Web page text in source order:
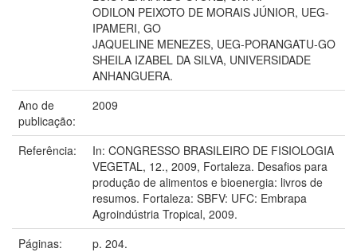
ODILON PEIXOTO DE MORAIS JÚNIOR, UEG-
IPAMERI, GO
JAQUELINE MENEZES, UEG-PORANGATU-GO
SHEILA IZABEL DA SILVA, UNIVERSIDADE
ANHANGUERA.
Ano de
publicação:
2009
Referência:
In: CONGRESSO BRASILEIRO DE FISIOLOGIA
VEGETAL, 12., 2009, Fortaleza. Desafios para
produção de alimentos e bioenergia: livros de
resumos. Fortaleza: SBFV: UFC: Embrapa
Agroindústria Tropical, 2009.
Páginas:
p. 204.